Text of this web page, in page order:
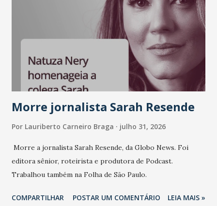
liderança e estratégia. - Vivemos um momento em que todo
mundo fala muito e poucos entregam de verdade. O NM2B
sempre existiu para dar palco a quem constrói com
consistência, e nesta edição isso fica ainda mais claro.
Vamos reforçar que ser genuíno sustenta a confiança entre
marcas, pessoas e mercado", afirma Tamires So...
Morre jornalista Sarah Resende
Por Lauriberto Carneiro Braga julho 31, 2026
Morre a jornalista Sarah Resende, da Globo News. Foi
editora sênior, roteirista e produtora de Podcast.
Trabalhou também na Folha de São Paulo.
COMPARTILHAR POSTAR UM COMENTÁRIO LEIA MAIS »